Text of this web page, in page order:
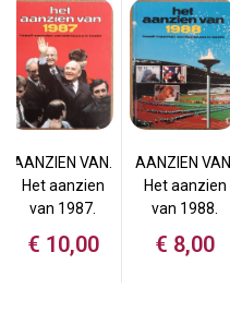
AANZIEN VAN.
Het aanzien
van 1987.
€ 10,00
AANZIEN VAN.
Het aanzien
van 1988.
€ 8,00